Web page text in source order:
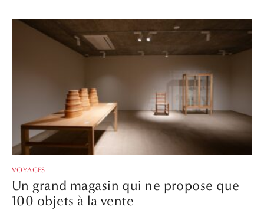
VOYAGES
Un grand magasin qui ne propose que
100 objets à la vente